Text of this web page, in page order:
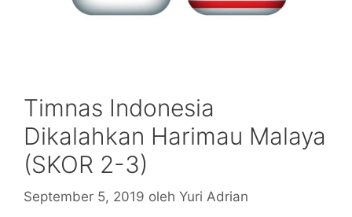
Timnas Indonesia
Dikalahkan Harimau Malaya
(SKOR 2-3)
September 5, 2019 oleh Yuri Adrian